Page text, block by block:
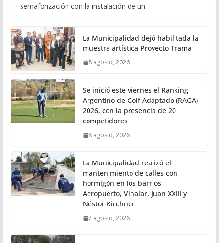
semaforización con la instalación de un
La Municipalidad dejó habilitada la
muestra artística Proyecto Trama
8 agosto, 2026
Se inició este viernes el Ranking
Argentino de Golf Adaptado (RAGA)
2026, con la presencia de 20
competidores
8 agosto, 2026
La Municipalidad realizó el
mantenimiento de calles con
hormigón en los barrios
Aeropuerto, Vinalar, Juan XXIII y
Néstor Kirchner
7 agosto, 2026